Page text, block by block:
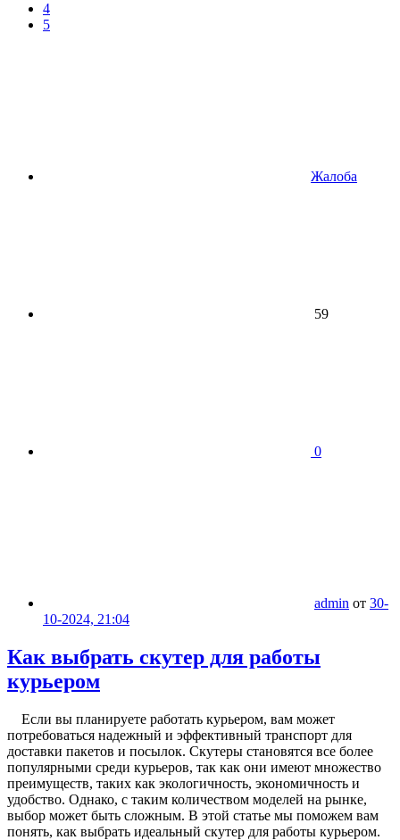
4
5
Жалоба
59
0
admin от 30-
10-2024, 21:04
Как выбрать скутер для работы
курьером
Если вы планируете работать курьером, вам может
потребоваться надежный и эффективный транспорт для
доставки пакетов и посылок. Скутеры становятся все более
популярными среди курьеров, так как они имеют множество
преимуществ, таких как экологичность, экономичность и
удобство. Однако, с таким количеством моделей на рынке,
выбор может быть сложным. В этой статье мы поможем вам
понять, как выбрать идеальный скутер для работы курьером.